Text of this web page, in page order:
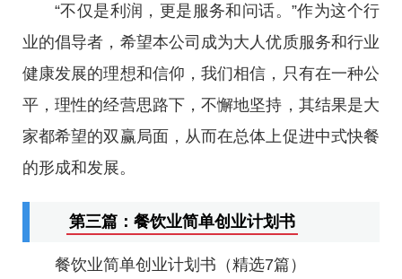
“不仅是利润，更是服务和问话。”作为这个行
业的倡导者，希望本公司成为大人优质服务和行业
健康发展的理想和信仰，我们相信，只有在一种公
平，理性的经营思路下，不懈地坚持，其结果是大
家都希望的双赢局面，从而在总体上促进中式快餐
的形成和发展。
第三篇：餐饮业简单创业计划书
餐饮业简单创业计划书（精选7篇）